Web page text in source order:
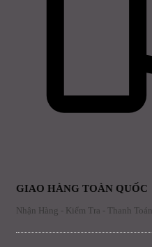
GIAO HÀNG TOÀN QUỐC
Nhận Hàng - Kiểm Tra - Thanh Toán